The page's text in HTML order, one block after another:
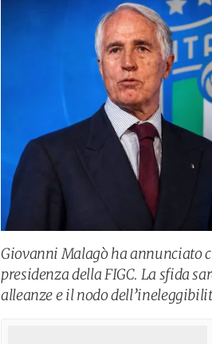
Giovanni Malagò ha annunciato
presidenza della FIGC. La sfida
alleanze e il nodo